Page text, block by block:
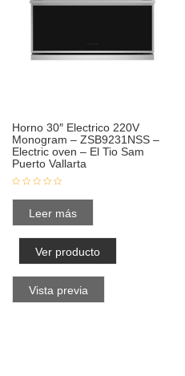
Horno 30″ Electrico 220V
Monogram – ZSB9231NSS –
Electric oven – El Tio Sam
Puerto Vallarta
Leer más
Ver producto
Vista previa